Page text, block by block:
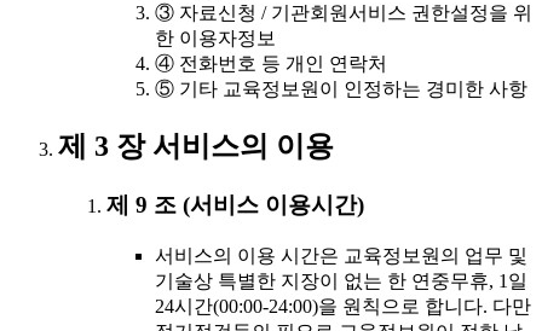
③ 자료신청 / 기관회원서비스 권한설정을 위
한 이용자정보
④ 전화번호 등 개인 연락처
⑤ 기타 교육정보원이 인정하는 경미한 사항
제 3 장 서비스의 이용
제 9 조 (서비스 이용시간)
서비스의 이용 시간은 교육정보원의 업무 및
기술상 특별한 지장이 없는 한 연중무휴, 1일
24시간(00:00-24:00)을 원칙으로 합니다. 다만